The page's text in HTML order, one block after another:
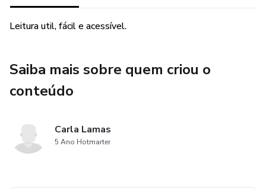
Leitura util, fácil e acessível.
Saiba mais sobre quem criou o
conteúdo
Carla Lamas
5 Ano Hotmarter